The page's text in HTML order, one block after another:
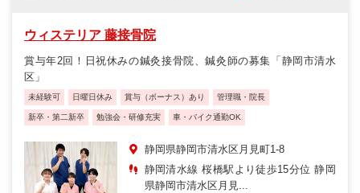
ウィステリア 藤接骨院
賞与年2回！日祝休みの鍼灸接骨院、鍼灸師の募集「静岡市清水
区」
未経験可 日曜日休み 賞与（ボーナス）あり 管理職・院長
新卒・第二新卒 勉強会・研修充実 車・バイク通勤OK
静岡県静岡市清水区月見町1-8
静岡清水線 桜橋駅より徒歩15分位 静岡
県静岡市清水区月見...